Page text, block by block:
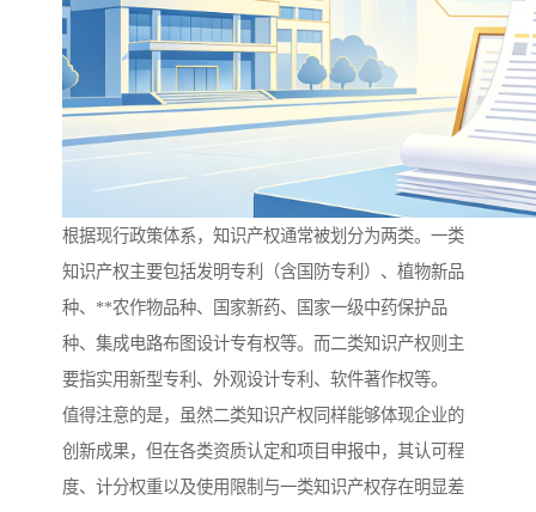
根据现行政策体系，知识产权通常被划分为两类。一类
知识产权主要包括发明专利（含国防专利）、植物新品
种、**农作物品种、国家新药、国家一级中药保护品
种、集成电路布图设计专有权等。而二类知识产权则主
要指实用新型专利、外观设计专利、软件著作权等。
值得注意的是，虽然二类知识产权同样能够体现企业的
创新成果，但在各类资质认定和项目申报中，其认可程
度、计分权重以及使用限制与一类知识产权存在明显差